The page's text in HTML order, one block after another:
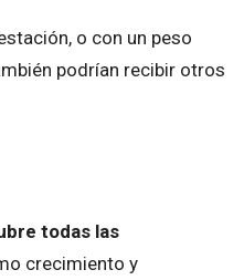
o con un peso
podrían recibir otros
todas las
crecimiento y